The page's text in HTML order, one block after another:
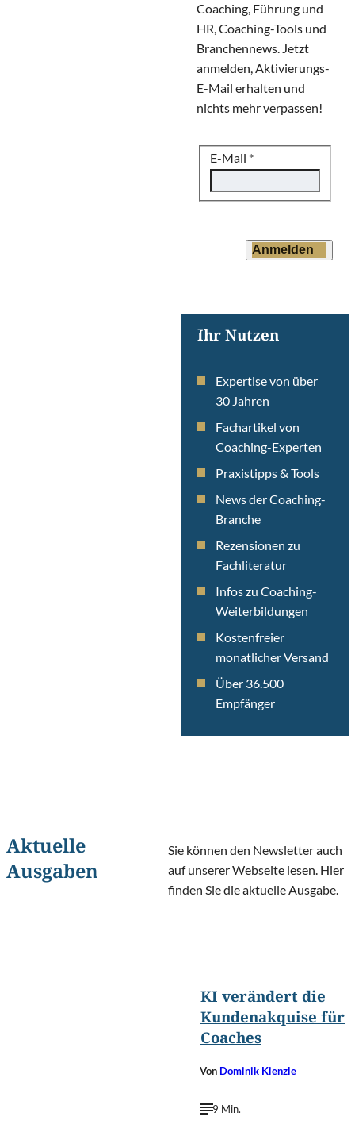
Coaching, Führung und
HR, Coaching-Tools und
Branchennews. Jetzt
anmelden, Aktivierungs-
E-Mail erhalten und
nichts mehr verpassen!
E-Mail *
Anmelden
Ihr Nutzen
Expertise von über
30 Jahren
Fachartikel von
Coaching-Experten
Praxistipps & Tools
News der Coaching-
Branche
Rezensionen zu
Fachliteratur
Infos zu Coaching-
Weiterbildungen
Kostenfreier
monatlicher Versand
Über 36.500
Empfänger
Aktuelle
Ausgaben
Sie können den Newsletter auch
auf unserer Webseite lesen. Hier
finden Sie die aktuelle Ausgabe.
KI verändert die
Kundenakquise für
Coaches
Von Dominik Kienzle
9 Min.